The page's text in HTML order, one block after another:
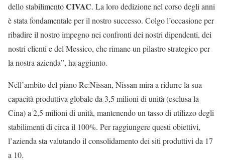
dello stabilimentoCIVAC. La loro dedizione nel corso degli anni
è stata fondamentale per il nostro successo. Colgo l’occasione per
ribadire il nostro impegno nei confronti dei nostri dipendenti, dei
nostri clienti e del Messico, che rimane un pilastro strategico per
la nostra azienda”, ha aggiunto.
Nell’ambito del piano Re:Nissan, Nissan mira a ridurre la sua
capacità produttiva globale da 3,5 milioni di unità (esclusa la
Cina) a 2,5 milioni di unità, mantenendo un tasso di utilizzo degli
stabilimenti di circa il 100%. Per raggiungere questi obiettivi,
l’azienda sta valutando il consolidamento dei siti produttivi da 17
a 10.